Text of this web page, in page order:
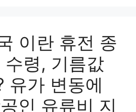
이란 휴전 종
수령, 기름값
유가 변동에
인 유류비 지